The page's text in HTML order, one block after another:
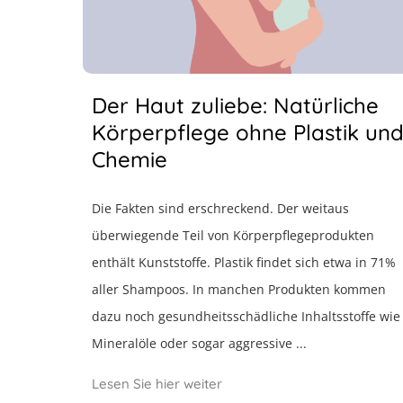
Der Haut zuliebe: Natürliche
Körperpflege ohne Plastik und
Chemie
Die Fakten sind erschreckend. Der weitaus
überwiegende Teil von Körperpflegeprodukten
enthält Kunststoffe. Plastik findet sich etwa in 71%
aller Shampoos. In manchen Produkten kommen
dazu noch gesundheitsschädliche Inhaltsstoffe wie
Mineralöle oder sogar aggressive ...
Lesen Sie hier weiter